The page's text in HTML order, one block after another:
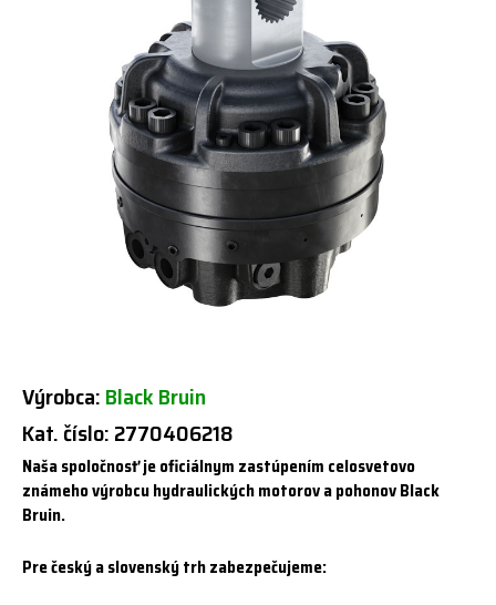
Výrobca:Black Bruin
Kat. číslo: 2770406218
Naša spoločnosť je oficiálnym zastúpením celosvetovo
známeho výrobcu hydraulických motorov a pohonov Black
Bruin.
Pre český a slovenský trh zabezpečujeme: